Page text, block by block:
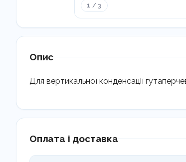
1 / 3
Опис
Для вертикальної конденсації
Оплата і доставка